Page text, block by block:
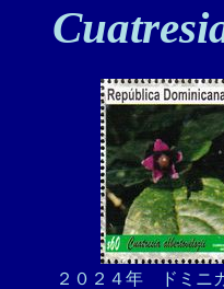
２０２４年 ドミニ